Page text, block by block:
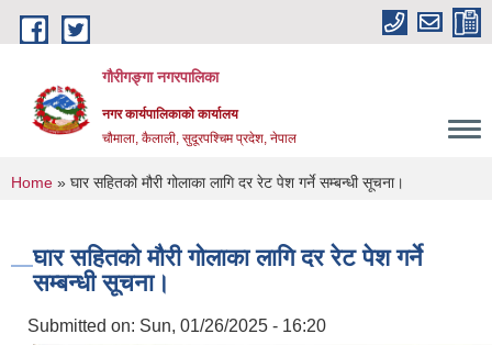
Skip to main content
गौरीगङ्गा नगरपालिका
नगर कार्यपालिकाको कार्यालय
चौमाला, कैलाली, सुदूरपश्चिम प्रदेश, नेपाल
You are here
Home » घार सहितको मौरी गोलाका लागि दर रेट पेश गर्ने सम्बन्धी सूचना।
घार सहितको मौरी गोलाका लागि दर रेट पेश गर्ने
सम्बन्धी सूचना।
Submitted on: Sun, 01/26/2025 - 16:20